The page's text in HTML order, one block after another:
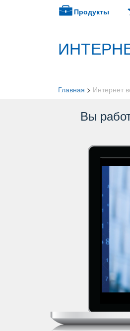
Продукты
Главная > Интернет
ы